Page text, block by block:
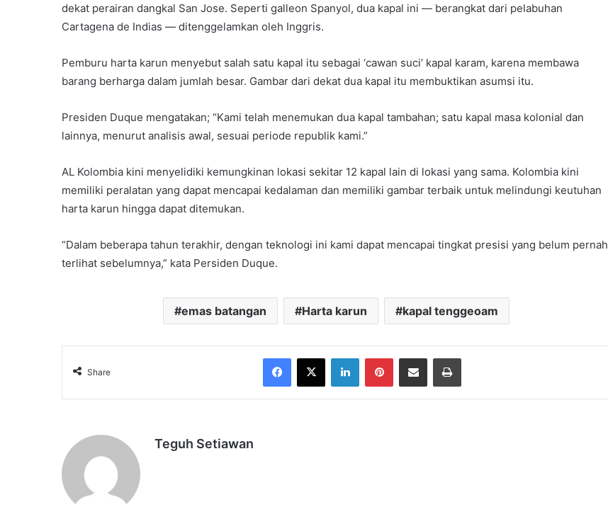
dekat perairan dangkal San Jose. Seperti galleon Spanyol, dua kapal ini — berangkat dari pelabuhan
Cartagena de Indias — ditenggelamkan oleh Inggris.
Pemburu harta karun menyebut salah satu kapal itu sebagai ‘cawan suci’ kapal karam, karena membawa
barang berharga dalam jumlah besar. Gambar dari dekat dua kapal itu membuktikan asumsi itu.
Presiden Duque mengatakan; “Kami telah menemukan dua kapal tambahan; satu kapal masa kolonial dan
lainnya, menurut analisis awal, sesuai periode republik kami.”
AL Kolombia kini menyelidiki kemungkinan lokasi sekitar 12 kapal lain di lokasi yang sama. Kolombia kini
memiliki peralatan yang dapat mencapai kedalaman dan memiliki gambar terbaik untuk melindungi keutuhan
harta karun hingga dapat ditemukan.
“Dalam beberapa tahun terakhir, dengan teknologi ini kami dapat mencapai tingkat presisi yang belum pernah
terlihat sebelumnya,” kata Persiden Duque.
emas batangan Harta karun kapal tenggeoam
Share
Facebook
X LinkedInPinterestShare via Email Print
Teguh Setiawan